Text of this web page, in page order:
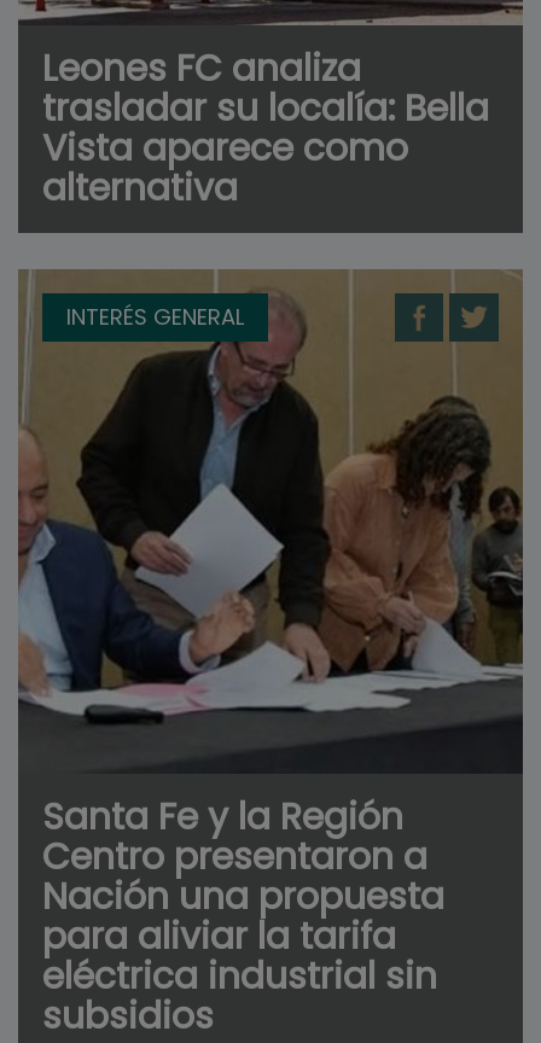
Leones FC analiza
trasladar su localía: Bella
Vista aparece como
alternativa
INTERÉS GENERAL
Santa Fe y la Región
Centro presentaron a
Nación una propuesta
para aliviar la tarifa
eléctrica industrial sin
subsidios